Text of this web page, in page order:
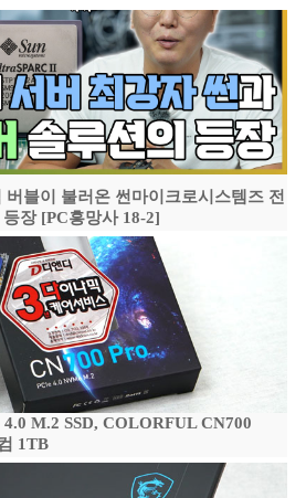
블이 불러온 썬마이크로시스템즈 전
장 [PC흥망사 18-2]
M.2 SSD, COLORFUL CN700
1TB